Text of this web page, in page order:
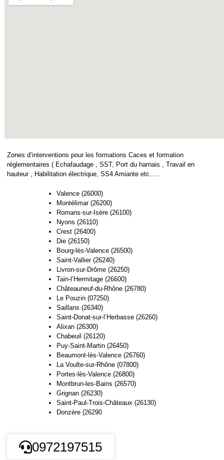
Zones d’interventions pour les formations Caces et formation
réglementaires ( Echafaudage , SST, Port du harnais , Travail en
hauteur , Habilitation électrique, SS4 Amiante etc…..
Valence (26000)
Montélimar (26200)
Romans-sur-Isère (26100)
Nyons (26110)
Crest (26400)
Die (26150)
Bourg-lès-Valence (26500)
Saint-Vallier (26240)
Livron-sur-Drôme (26250)
Tain-l’Hermitage (26600)
Châteauneuf-du-Rhône (26780)
Le Pouzin (07250)
Saillans (26340)
Saint-Donat-sur-l’Herbasse (26260)
Alixan (26300)
Chabeuil (26120)
Puy-Saint-Martin (26450)
Beaumont-lès-Valence (26760)
La Voulte-sur-Rhône (07800)
Portes-lès-Valence (26800)
Montbrun-les-Bains (26570)
Grignan (26230)
Saint-Paul-Trois-Châteaux (26130)
Donzère (26290
0972197515